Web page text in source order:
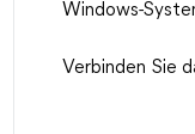
Windows-
Verbinden Sie